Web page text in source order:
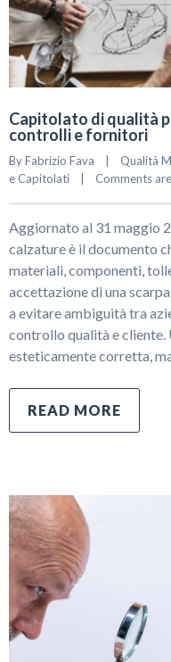
Capitolato di qualità
controlli e fornitori
By Fabrizio Fava Qualità
e Capitolati
Comments
Aggiornato al 31 maggio
calzature è il documento
materiali, componenti,
accettazione di una
a evitare ambiguità tra
controllo qualità e cliente.
esteticamente corretta,
READ MORE